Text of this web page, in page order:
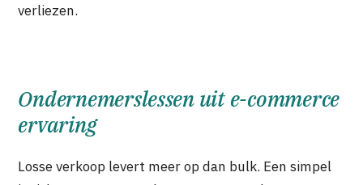
verliezen.
Ondernemerslessen uit e-commerce
ervaring
Losse verkoop levert meer op dan bulk. Een simpel